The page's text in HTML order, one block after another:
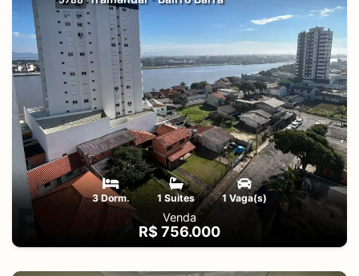
3 Dorm. 1 Suites 1 Vaga(s)
Venda
R$ 756.000